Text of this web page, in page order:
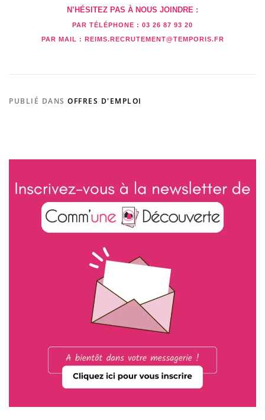
N’HÉSITEZ PAS À NOUS JOINDRE :
PAR TÉLÉPHONE : 03 26 87 93 20
PAR MAIL : REIMS.RECRUTEMENT@TEMPORIS.FR
PUBLIÉ DANS OFFRES D'EMPLOI